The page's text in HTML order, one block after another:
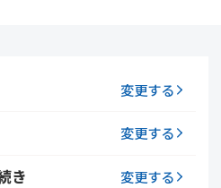
相続人調査
相続登記
変更する
変更する
き 変更する